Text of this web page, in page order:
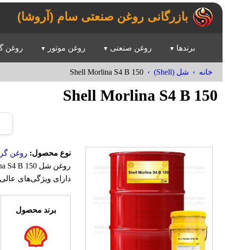
بازرگانی روغن صنعتی سام (آروشا)
برندها روغن صنعتی روغن موتور روغن
خانه شل (Shell) Shell Morlina S4 B 150
Shell Morlina S4 B 150
نوع محصول: روغن
دارای ویژگی‌های
برند محصول